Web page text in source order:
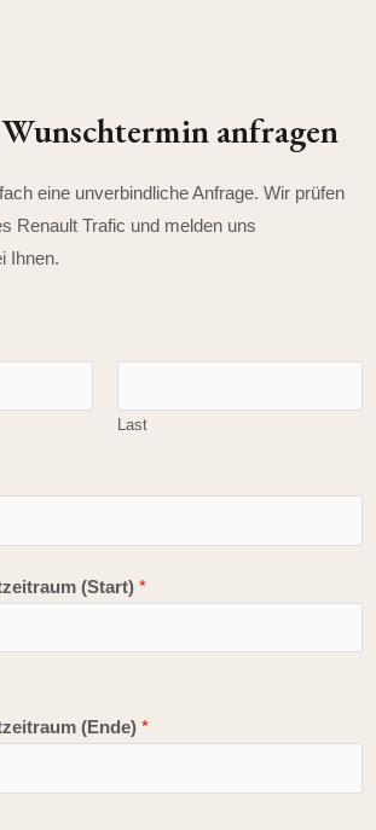
anfragen
eine unverbindliche Anfrage. Wir prüfen
Renault Trafic und melden uns
Ihnen.
Last
(Start) *
(Ende) *